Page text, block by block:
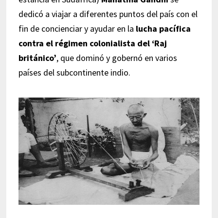
dedicó a viajar a diferentes puntos del país con el
fin de concienciar y ayudar en la lucha pacífica
contra el régimen colonialista del ‘Raj
británico’, que dominó y gobernó en varios
países del subcontinente indio.